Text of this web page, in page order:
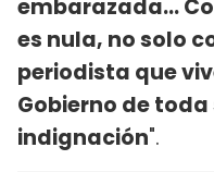
embarazada...
es nula, no solo
periodista que
Gobierno de toda
indignación".